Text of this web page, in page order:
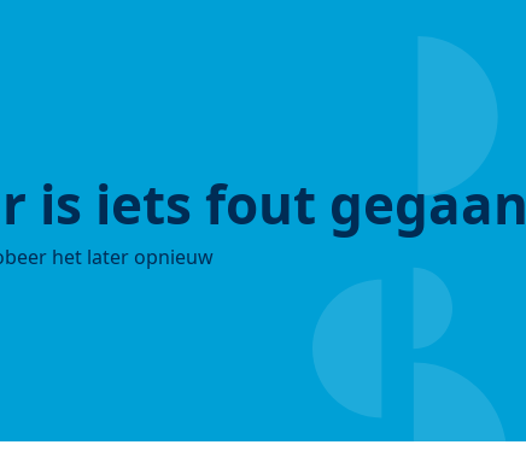
is iets fout gegaan
het later opnieuw